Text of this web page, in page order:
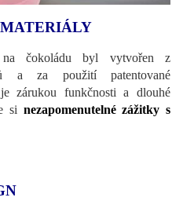
na čokoládu byl vytvořen z
a za použití patentované
zárukou funkčnosti a dlouhé
si nezapomenutelné zážitky s